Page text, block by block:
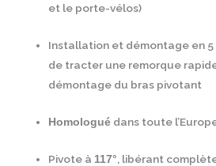
et le porte-vélos)
Installation et démontage en
de tracter une remorque
démontage du bras pivotant
Homologué dans toute
Pivote à 117°, libérant